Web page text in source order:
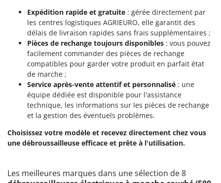
Palazzetti
Palumbo Pavi
Partisani
Paterlini
Philips
Pramac
Prismafood
R
R.G.V.
Rato
Redback
Expédition rapide et gratuite : gérée directement par
les centres logistiques AGRIEURO, elle garantit des
délais de livraison rapides sans frais supplémentaires ;
Pièces de rechange toujours disponibles : vous pouvez
facilement commander des pièces de rechange
compatibles pour garder votre produit en parfait état
de marche ;
Service après-vente attentif et personnalisé : une
équipe dédiée est disponible pour l'assistance
technique, les informations sur les pièces de rechange
et la gestion des éventuels problèmes.
Choisissez votre modèle et recevez directement chez vous
une débroussailleuse efficace et prête à l'utilisation.
Les meilleures marques dans une sélection de 8